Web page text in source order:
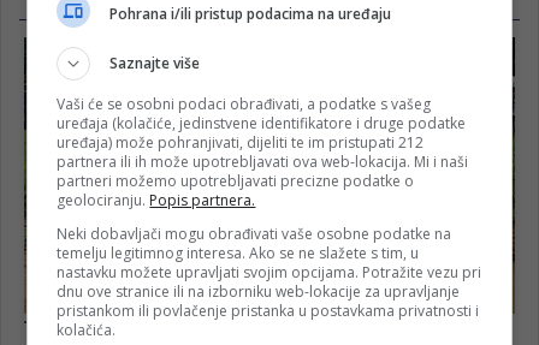
Pohrana i/ili pristup podacima na uređaju
Saznajte više
Vaši će se osobni podaci obrađivati, a podatke s vašeg
uređaja (kolačiće, jedinstvene identifikatore i druge podatke
uređaja) može pohranjivati, dijeliti te im pristupati 212
partnera ili ih može upotrebljavati ova web-lokacija. Mi i naši
partneri možemo upotrebljavati precizne podatke o
geolociranju. Popis partnera.
Neki dobavljači mogu obrađivati vaše osobne podatke na
temelju legitimnog interesa. Ako se ne slažete s tim, u
nastavku možete upravljati svojim opcijama. Potražite vezu pri
dnu ove stranice ili na izborniku web-lokacije za upravljanje
pristankom ili povlačenje pristanka u postavkama privatnosti i
kolačića.